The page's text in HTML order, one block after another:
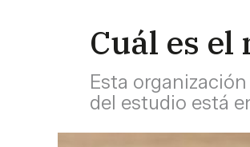
Cuál es
Esta
del estudio está